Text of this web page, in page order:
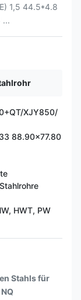
1,5 44.5*4.8
...
XJY850/
88.90x77.80
HWT, PW
Stahls für